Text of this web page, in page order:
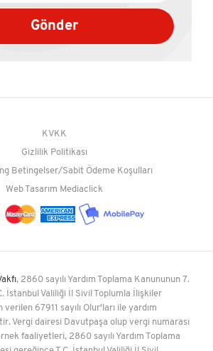
Gönder
KVKK
Gizlilik Politikası
Betingelser/Sabit Ödeme Koşulları
Web Tasarım Mediaclick
, 2860 sayılı Yardım Toplama Kanununun 7.
İstanbul Valiliği İl Sivil Toplumla İlişkiler
67911 sayılı Olur'ları ile yardım
Vergi dairesi Davutpaşa olup vergi numarası
faaliyetleri, 2860 sayılı Yardım Toplama